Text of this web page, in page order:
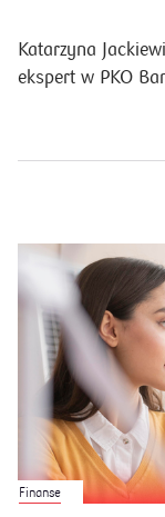
Katarzyna
ekspert w PKO
Finanse